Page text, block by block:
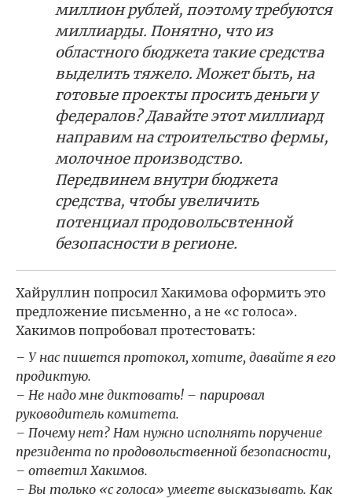
миллион рублей, поэтому требуются
миллиарды. Понятно, что из
областного бюджета такие средства
выделить тяжело. Может быть, на
готовые проекты просить деньги у
федералов? Давайте этот миллиард
направим на строительство фермы,
молочное производство.
Передвинем внутри бюджета
средства, чтобы увеличить
потенциал продовольсвтенной
безопасности в регионе.
Хайруллин попросил Хакимова оформить это
предложение письменно, а не «с голоса».
Хакимов попробовал протестовать:
– У нас пишется протокол, хотите, давайте я его
продиктую.
– Не надо мне диктовать! – парировал
руководитель комитета.
– Почему нет? Нам нужно исполнять поручение
президента по продовольственной безопасности,
– ответил Хакимов.
– Вы только «с голоса» умеете высказывать. Как